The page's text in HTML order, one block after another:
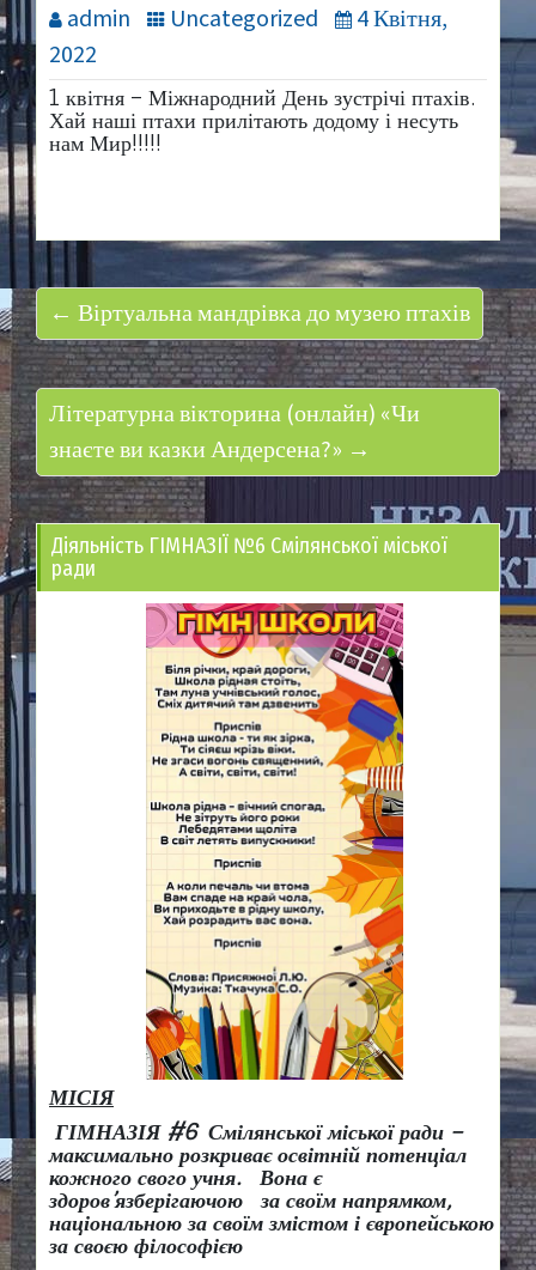
admin Uncategorized
4 Квітня,
2022
1 квітня – Міжнародний День зустрічі птахів.
Хай наші птахи прилітають додому і несуть
нам Мир!!!!!
← Віртуальна мандрівка до музею птахів
Літературна вікторина (онлайн) «Чи
знаєте ви казки Андерсена?» →
Діяльність ГІМНАЗІЇ №6 Смілянської міської
ради
МІСІЯ
ГІМНАЗІЯ #6 Смілянської міської ради –
максимально розкриває освітній потенціал
кожного свого учня.
Вона є
здоров’язберігаючою за своїм напрямком,
національною за своїм змістом і європейською
за своєю філософією